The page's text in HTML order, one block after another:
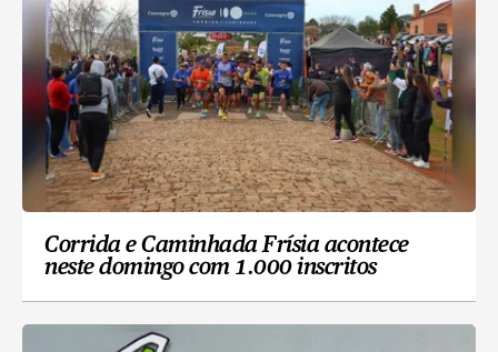
Corrida e Caminhada Frísia acontece
neste domingo com 1.000 inscritos